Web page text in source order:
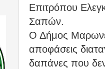
Επιτρόπου
Σαπών.
Ο Δήμος
αποφάσεις
δαπάνες που δεν